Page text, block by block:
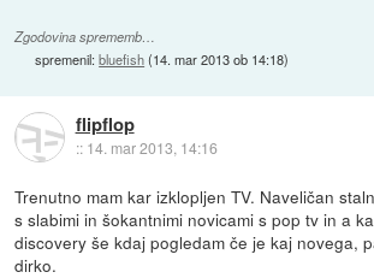
Zgodovina sprememb…
spremenil:bluefish(14. mar 2013 ob 14:18)
flipflop
:: 14. mar 2013, 14:16
Trenutno mam kar izklopljen TV. Naveličan
s slabimi in šokantnimi novicami s pop tv in a
discovery še kdaj pogledam če je kaj novega,
dirko.